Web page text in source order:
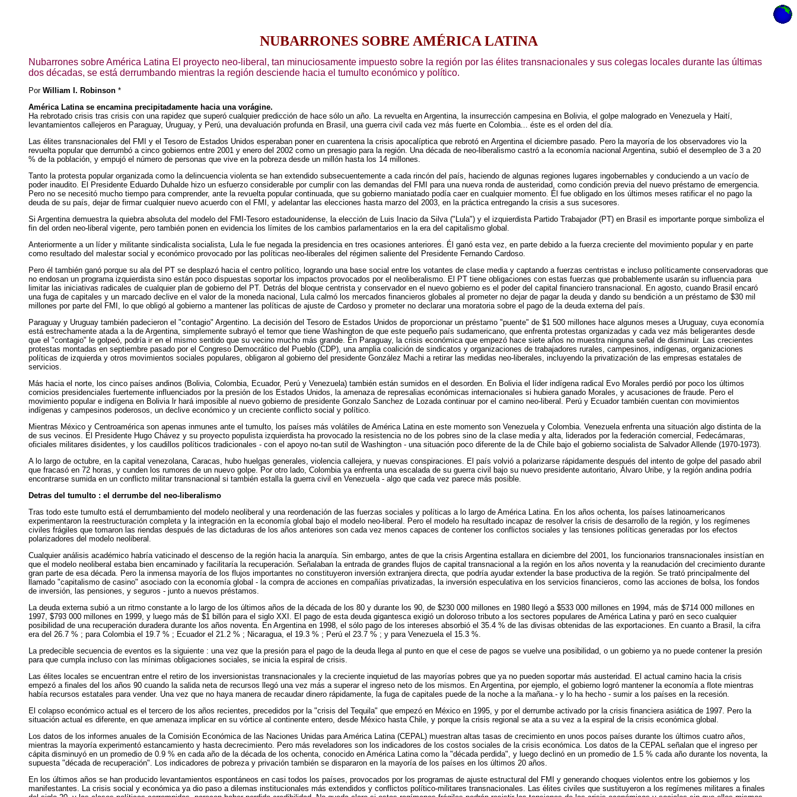
NUBARRONES SOBRE AMÉRICA LATINA
Nubarrones sobre América Latina El proyecto neo-liberal, tan minuciosamente impuesto sobre la región por las élites transnacionales y sus colegas locales durante las últimas
dos décadas, se está derrumbando mientras la región desciende hacia el tumulto económico y político.
Por William I. Robinson *
América Latina se encamina precipitadamente hacia una vorágine.
Ha rebrotado crisis tras crisis con una rapidez que superó cualquier predicción de hace sólo un año. La revuelta en Argentina, la insurrección campesina en Bolivia, el golpe malogrado en Venezuela y Haití,
levantamientos callejeros en Paraguay, Uruguay, y Perú, una devaluación profunda en Brasil, una guerra civil cada vez más fuerte en Colombia... éste es el orden del día.
Las élites transnacionales del FMI y el Tesoro de Estados Unidos esperaban poner en cuarentena la crisis apocalíptica que rebrotó en Argentina el diciembre pasado. Pero la mayoría de los observadores vio la
revuelta popular que derrumbó a cinco gobiernos entre 2001 y enero del 2002 como un presagio para la región. Una década de neo-liberalismo castró a la economía nacional Argentina, subió el desempleo de 3 a 20
% de la población, y empujó el número de personas que vive en la pobreza desde un millón hasta los 14 millones.
Tanto la protesta popular organizada como la delincuencia violenta se han extendido subsecuentemente a cada rincón del país, haciendo de algunas regiones lugares ingobernables y conduciendo a un vacío de
poder inaudito. El Presidente Eduardo Duhalde hizo un esfuerzo considerable por cumplir con las demandas del FMI para una nueva ronda de austeridad, como condición previa del nuevo préstamo de emergencia.
Pero no se necesitó mucho tiempo para comprender, ante la revuelta popular continuada, que su gobierno maniatado podía caer en cualquier momento. Él fue obligado en los últimos meses ratificar el no pago la
deuda de su país, dejar de firmar cualquier nuevo acuerdo con el FMI, y adelantar las elecciones hasta marzo del 2003, en la práctica entregando la crisis a sus sucesores.
Si Argentina demuestra la quiebra absoluta del modelo del FMI-Tesoro estadounidense, la elección de Luis Inacio da Silva ("Lula") y el izquierdista Partido Trabajador (PT) en Brasil es importante porque simboliza el
fin del orden neo-liberal vigente, pero también ponen en evidencia los límites de los cambios parlamentarios en la era del capitalismo global.
Anteriormente a un líder y militante sindicalista socialista, Lula le fue negada la presidencia en tres ocasiones anteriores. Él ganó esta vez, en parte debido a la fuerza creciente del movimiento popular y en parte
como resultado del malestar social y económico provocado por las políticas neo-liberales del régimen saliente del Presidente Fernando Cardoso.
Pero él también ganó porque su ala del PT se desplazó hacia el centro político, logrando una base social entre los votantes de clase media y captando a fuerzas centristas e incluso políticamente conservadoras que
no endosan un programa izquierdista sino están poco dispuestas soportar los impactos provocados por el neoliberalismo. El PT tiene obligaciones con estas fuerzas que probablemente usarán su influencia para
limitar las iniciativas radicales de cualquier plan de gobierno del PT. Detrás del bloque centrista y conservador en el nuevo gobierno es el poder del capital financiero transnacional. En agosto, cuando Brasil encaró
una fuga de capitales y un marcado declive en el valor de la moneda nacional, Lula calmó los mercados financieros globales al prometer no dejar de pagar la deuda y dando su bendición a un préstamo de $30 mil
millones por parte del FMI, lo que obligó al gobierno a mantener las políticas de ajuste de Cardoso y prometer no declarar una moratoria sobre el pago de la deuda externa del país.
Paraguay y Uruguay también padecieron el "contagio" Argentino. La decisión del Tesoro de Estados Unidos de proporcionar un préstamo "puente" de $1 500 millones hace algunos meses a Uruguay, cuya economía
está estrechamente atada a la de Argentina, simplemente subrayó el temor que tiene Washington de que este pequeño país sudamericano, que enfrenta protestas organizadas y cada vez más beligerantes desde
que el "contagio" le golpeó, podría ir en el mismo sentido que su vecino mucho más grande. En Paraguay, la crisis económica que empezó hace siete años no muestra ninguna señal de disminuir. Las crecientes
protestas montadas en septiembre pasado por el Congreso Democrático del Pueblo (CDP), una amplia coalición de sindicatos y organizaciones de trabajadores rurales, campesinos, indígenas, organizaciones
políticas de izquierda y otros movimientos sociales populares, obligaron al gobierno del presidente González Machi a retirar las medidas neo-liberales, incluyendo la privatización de las empresas estatales de
servicios.
Más hacia el norte, los cinco países andinos (Bolivia, Colombia, Ecuador, Perú y Venezuela) también están sumidos en el desorden. En Bolivia el líder indígena radical Evo Morales perdió por poco los últimos
comicios presidenciales fuertemente influenciados por la presión de los Estados Unidos, la amenaza de represalias económicas internacionales si hubiera ganado Morales, y acusaciones de fraude. Pero el
movimiento popular e indígena en Bolivia lr hará imposible al nuevo gobierno de presidente Gonzalo Sanchez de Lozada continuar por el camino neo-liberal. Perú y Ecuador también cuentan con movimientos
indígenas y campesinos poderosos, un declive económico y un creciente conflicto social y político.
Mientras México y Centroamérica son apenas inmunes ante el tumulto, los países más volátiles de América Latina en este momento son Venezuela y Colombia. Venezuela enfrenta una situación algo distinta de la
de sus vecinos. El Presidente Hugo Chávez y su proyecto populista izquierdista ha provocado la resistencia no de los pobres sino de la clase media y alta, liderados por la federación comercial, Fedecámaras,
oficiales militares disidentes, y los caudillos políticos tradicionales - con el apoyo no-tan sutil de Washington - una situación poco diferente de la de Chile bajo el gobierno socialista de Salvador Allende (1970-1973).
A lo largo de octubre, en la capital venezolana, Caracas, hubo huelgas generales, violencia callejera, y nuevas conspiraciones. El país volvió a polarizarse rápidamente después del intento de golpe del pasado abril
que fracasó en 72 horas, y cunden los rumores de un nuevo golpe. Por otro lado, Colombia ya enfrenta una escalada de su guerra civil bajo su nuevo presidente autoritario, Álvaro Uribe, y la región andina podría
encontrarse sumida en un conflicto militar transnacional si también estalla la guerra civil en Venezuela - algo que cada vez parece más posible.
Detras del tumulto : el derrumbe del neo-liberalismo
Tras todo este tumulto está el derrumbamiento del modelo neoliberal y una reordenación de las fuerzas sociales y políticas a lo largo de América Latina. En los años ochenta, los países latinoamericanos
experimentaron la reestructuración completa y la integración en la economía global bajo el modelo neo-liberal. Pero el modelo ha resultado incapaz de resolver la crisis de desarrollo de la región, y los regímenes
civiles frágiles que tomaron las riendas después de las dictaduras de los años anteriores son cada vez menos capaces de contener los conflictos sociales y las tensiones políticas generadas por los efectos
polarizadores del modelo neoliberal.
Cualquier análisis académico habría vaticinado el descenso de la región hacia la anarquía. Sin embargo, antes de que la crisis Argentina estallara en diciembre del 2001, los funcionarios transnacionales insistían en
que el modelo neoliberal estaba bien encaminado y facilitaría la recuperación. Señalaban la entrada de grandes flujos de capital transnacional a la región en los años noventa y la reanudación del crecimiento durante
gran parte de esa década. Pero la inmensa mayoría de los flujos importantes no constituyeron inversión extranjera directa, que podría ayudar extender la base productiva de la región. Se trató principalmente del
llamado "capitalismo de casino" asociado con la economía global - la compra de acciones en compañías privatizadas, la inversión especulativa en los servicios financieros, como las acciones de bolsa, los fondos
de inversión, las pensiones, y seguros - junto a nuevos préstamos.
La deuda externa subió a un ritmo constante a lo largo de los últimos años de la década de los 80 y durante los 90, de $230 000 millones en 1980 llegó a $533 000 millones en 1994, más de $714 000 millones en
1997, $793 000 millones en 1999, y luego más de $1 billón para el siglo XXI. El pago de esta deuda gigantesca exigió un doloroso tributo a los sectores populares de América Latina y paró en seco cualquier
posibilidad de una recuperación duradera durante los años noventa. En Argentina en 1998, el sólo pago de los intereses absorbió el 35.4 % de las divisas obtenidas de las exportaciones. En cuanto a Brasil, la cifra
era del 26.7 % ; para Colombia el 19.7 % ; Ecuador el 21.2 % ; Nicaragua, el 19.3 % ; Perú el 23.7 % ; y para Venezuela el 15.3 %.
La predecible secuencia de eventos es la siguiente : una vez que la presión para el pago de la deuda llega al punto en que el cese de pagos se vuelve una posibilidad, o un gobierno ya no puede contener la presión
para que cumpla incluso con las mínimas obligaciones sociales, se inicia la espiral de crisis.
Las élites locales se encuentran entre el retiro de los inversionistas transnacionales y la creciente inquietud de las mayorías pobres que ya no pueden soportar más austeridad. El actual camino hacia la crisis
empezó a finales del los años 90 cuando la salida neta de recursos llegó una vez más a superar el ingreso neto de los mismos. En Argentina, por ejemplo, el gobierno logró mantener la economía a flote mientras
había recursos estatales para vender. Una vez que no haya manera de recaudar dinero rápidamente, la fuga de capitales puede de la noche a la mañana.- y lo ha hecho - sumir a los países en la recesión.
El colapso económico actual es el tercero de los años recientes, precedidos por la "crisis del Tequila" que empezó en México en 1995, y por el derrumbe activado por la crisis financiera asiática de 1997. Pero la
situación actual es diferente, en que amenaza implicar en su vórtice al continente entero, desde México hasta Chile, y porque la crisis regional se ata a su vez a la espiral de la crisis económica global.
Los datos de los informes anuales de la Comisión Económica de las Naciones Unidas para América Latina (CEPAL) muestran altas tasas de crecimiento en unos pocos países durante los últimos cuatro años,
mientras la mayoría experimentó estancamiento y hasta decrecimiento. Pero más reveladores son los indicadores de los costos sociales de la crisis económica. Los datos de la CEPAL señalan que el ingreso per
cápita disminuyó en un promedio de 0.9 % en cada año de la década de los ochenta, conocido en América Latina como la "década perdida", y luego declinó en un promedio de 1.5 % cada año durante los noventa, la
supuesta "década de recuperación". Los indicadores de pobreza y privación también se dispararon en la mayoría de los países en los últimos 20 años.
En los últimos años se han producido levantamientos espontáneos en casi todos los países, provocados por los programas de ajuste estructural del FMI y generando choques violentos entre los gobiernos y los
manifestantes. La crisis social y económica ya dio paso a dilemas institucionales más extendidos y conflictos político-militares transnacionales. Las élites civiles que sustituyeron a los regímenes militares a finales